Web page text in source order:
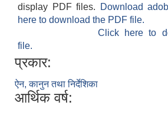
display PDF files.
Download
here to download the PDF file.
Click here to
file.
प्रकार:
ऐन, कानुन तथा निर्देशिका
आर्थिक वर्ष: